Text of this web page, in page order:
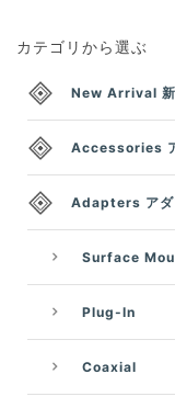
カテゴリから選ぶ
New Arrival 新
Accessories
Adapters アダ
Surface
Plug-In
Coaxial